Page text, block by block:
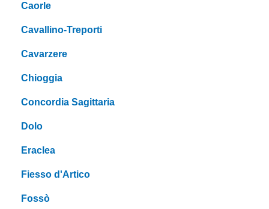
Caorle
Cavallino-Treporti
Cavarzere
Chioggia
Concordia Sagittaria
Dolo
Eraclea
Fiesso d'Artico
Fossò